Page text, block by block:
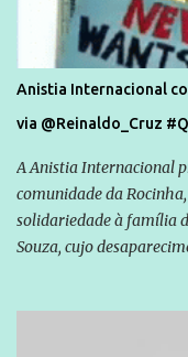
Anistia Internacional
via @Reinaldo_Cruz
A Anistia Internacional
comunidade da
solidariedade à família
Souza, cujo